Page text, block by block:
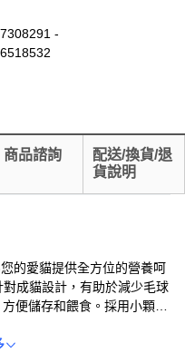
-
商品諮詢
配送/換貨/退
貨說明
的愛貓提供全方位的營養呵
成貓設計，有助於減少毛球
便儲存和餵食。採用小顆粒
物食品，讓您的愛貓擁有健